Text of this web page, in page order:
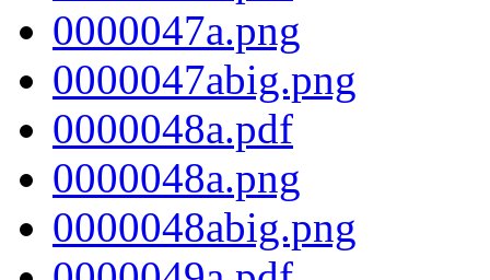
0000047a.png
0000047abig.png
0000048a.pdf
0000048a.png
0000048abig.png